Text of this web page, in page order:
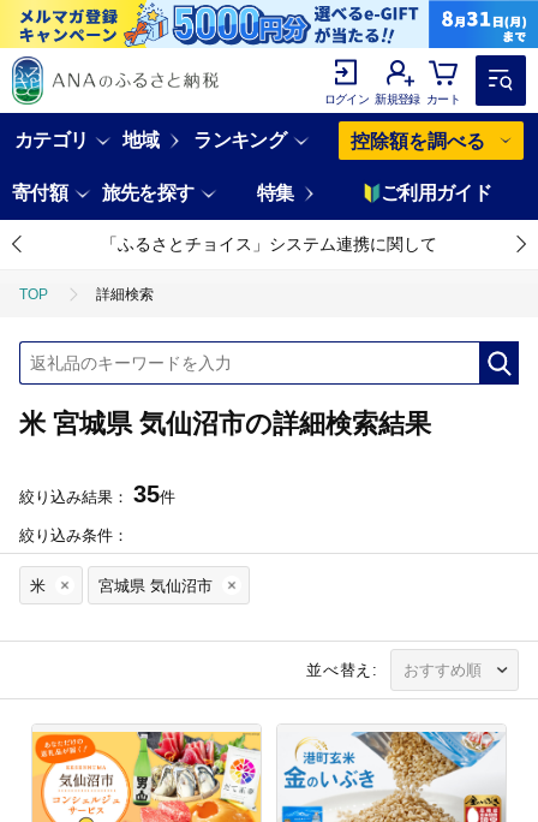
ログイン 新規登録 カート
カテゴリ 地域 ランキング 控除額を調べる
寄付額 旅先を探す 特集 ご利用ガイド
「ふるさとチョイス」システム連携に関して
TOP 詳細検索
米 宮城県 気仙沼市の詳細検索結果
絞り込み結果： 35件
絞り込み条件：
米 宮城県 気仙沼市
並べ替え: